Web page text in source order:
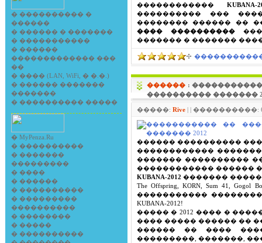
� ���������� �
������
� ������ � �������
� �����������
� ������
������������� ���
��
� ���� (LAN, WiFi, � �.�.)
� ������ �������
�������
� ���������� �����
� MyPenza.Ru
� ����������
� �������
���������
� ����
� ������
� ����������
� ���������
����������
� ��������
� �����
� ����������
������������KUBANA-
���������� ���
�������� ������ ��
���� ����������
������� � �������
�����������
������ :
���������� �������
�����: Rive| | ����������:
������ ����������
������������
������� ����������
������������ ������
KUBANA-2012 �������
The Offspring, KORN, Sum 41,
�����������
KUBANA-2012!
����� � 2012 ���� �
���� ����� ������ ��
������ �� ����
���������, �������,